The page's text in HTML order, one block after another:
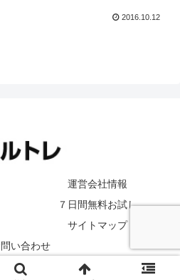
2016.10.12
運営会社情報
７日間無料お試し
サイトマップ
い合わせ
メルトレcom.